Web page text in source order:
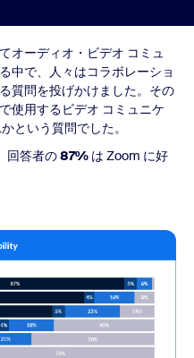
オーディオ・ビデオ コミュ
中で、人々はコラボレーショ
質問を投げかけました。その
使用するビデオ コミュニケ
という質問でした。
回答者の87% は Zoom に好